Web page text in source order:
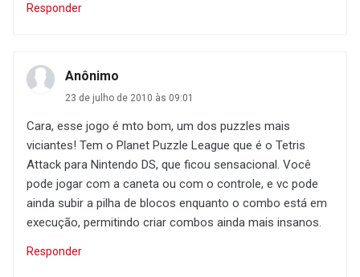
Responder
Anônimo
23 de julho de 2010 às 09:01
Cara, esse jogo é mto bom, um dos puzzles mais
viciantes! Tem o Planet Puzzle League que é o Tetris
Attack para Nintendo DS, que ficou sensacional. Você
pode jogar com a caneta ou com o controle, e vc pode
ainda subir a pilha de blocos enquanto o combo está em
execução, permitindo criar combos ainda mais insanos.
Responder